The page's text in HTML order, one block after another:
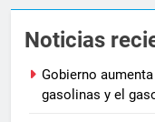
Noticias
Gobierno
gasolinas y el